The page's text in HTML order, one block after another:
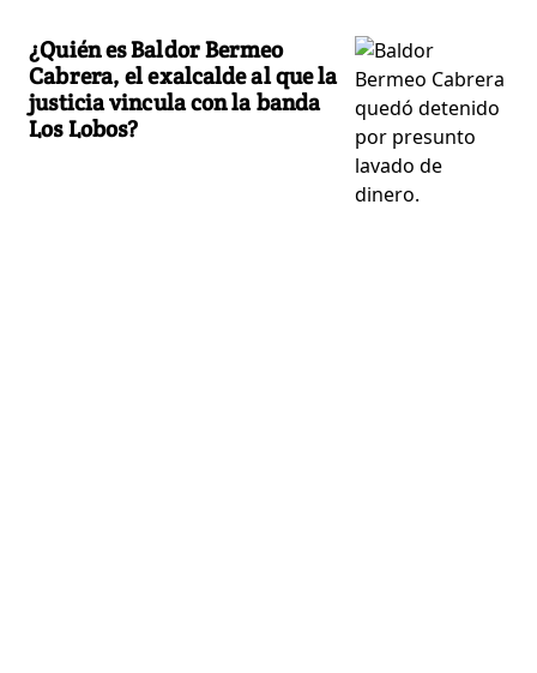
¿Quién es Baldor Bermeo
Cabrera, el exalcalde al que la
justicia vincula con la banda
Los Lobos?